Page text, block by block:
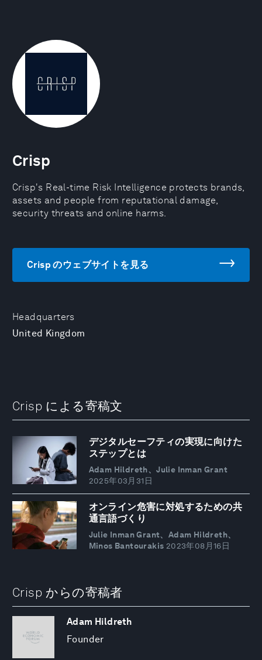
Headquarters
United Kingdom
Crisp
Crisp's Real-time Risk Intelligence protects brands,
assets and people from reputational damage,
security threats and online harms.
Crisp のウェブサイトを見る
Crisp による寄稿文
デジタルセーフティの実現に向けた
ステップとは
Adam Hildreth、Julie Inman Grant
2025年03月31日
オンライン危害に対処するための共
通言語づくり
Julie Inman Grant、Adam Hildreth、
Minos Bantourakis 2023年08月16日
Crisp からの寄稿者
Adam Hildreth
Founder